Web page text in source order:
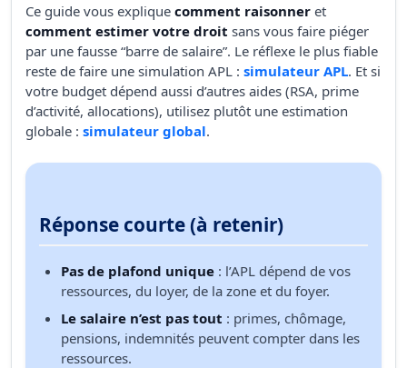
Ce guide vous explique comment raisonner et
comment estimer votre droit sans vous faire piéger
par une fausse “barre de salaire”. Le réflexe le plus fiable
reste de faire une simulation APL : simulateur APL. Et si
votre budget dépend aussi d’autres aides (RSA, prime
d’activité, allocations), utilisez plutôt une estimation
globale : simulateur global.
Réponse courte (à retenir)
Pas de plafond unique : l’APL dépend de vos
ressources, du loyer, de la zone et du foyer.
Le salaire n’est pas tout : primes, chômage,
pensions, indemnités peuvent compter dans les
ressources.